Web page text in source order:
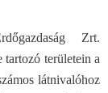
Zrt.
tartozó területein a
látnivalóhoz